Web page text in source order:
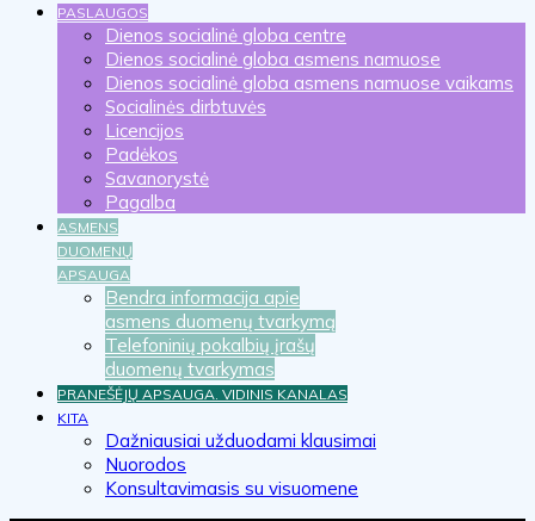
PASLAUGOS
Dienos socialinė globa centre
Dienos socialinė globa asmens namuose
Dienos socialinė globa asmens namuose vaikams
Socialinės dirbtuvės
Licencijos
Padėkos
Savanorystė
Pagalba
ASMENS
DUOMENŲ
APSAUGA
Bendra informacija apie
asmens duomenų tvarkymą
Telefoninių pokalbių įrašų
duomenų tvarkymas
PRANEŠĖJŲ APSAUGA. VIDINIS KANALAS
KITA
Dažniausiai užduodami klausimai
Nuorodos
Konsultavimasis su visuomene